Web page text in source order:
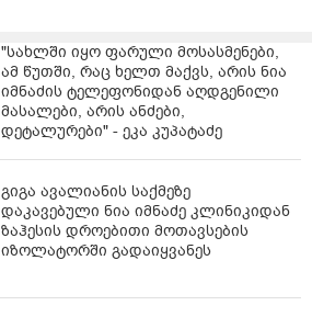
"სახლში იყო ფარული მოსასმენები,
ამ წუთში, რაც ხელთ მაქვს, არის ნია
იმნაძის ტელეფონიდან აღდგენილი
მასალები, არის ანძები,
დეტალურები" - ეკა კუპატაძე
გიგა ავალიანის საქმეზე
დაკავებული ნია იმნაძე კლინიკიდან
ზაჰესის დროებითი მოთავსების
იზოლატორში გადაიყვანეს